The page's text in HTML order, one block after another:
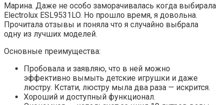
Марина. Даже не особо заморачивалась когда выбирала
Electrolux ESL9531LO. Но прошло время, я довольна.
Прочитала отзывы и поняла что я случайно выбрала
одну из лучших моделей.
Основные преимущества:
Пробовала и заявляю, что в ней можно
эффективно вымыть детские игрушки и даже
люстру. Кстати, люстру мыла два раза — искрится.
Хороший и доступный функционал.